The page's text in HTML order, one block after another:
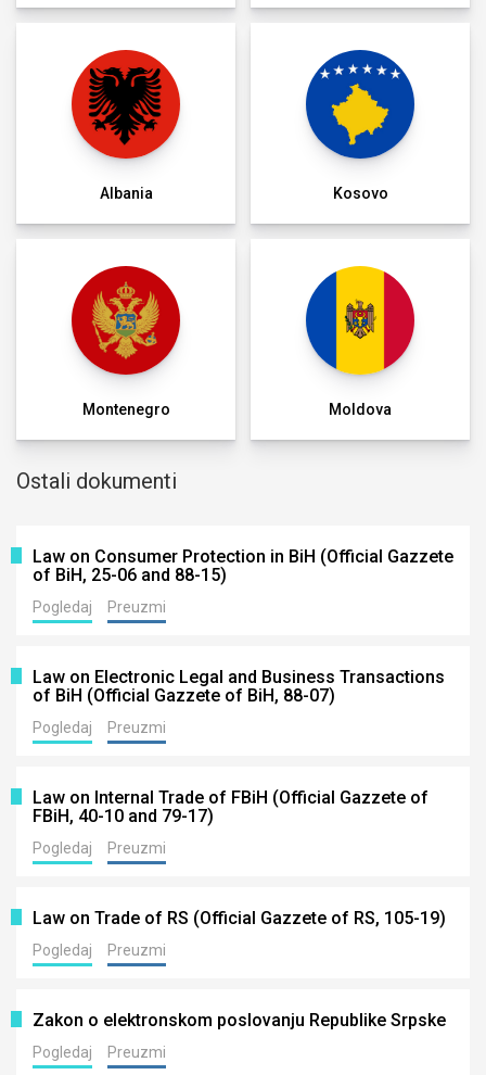
Albania Kosovo
Montenegro Moldova
Ostali dokumenti
Law on Consumer Protection in BiH (Official Gazzete
of BiH, 25-06 and 88-15)
Pogledaj Preuzmi
Law on Electronic Legal and Business Transactions
of BiH (Official Gazzete of BiH, 88-07)
Pogledaj Preuzmi
Law on Internal Trade of FBiH (Official Gazzete of
FBiH, 40-10 and 79-17)
Pogledaj Preuzmi
Law on Trade of RS (Official Gazzete of RS, 105-19)
Pogledaj Preuzmi
Zakon o elektronskom poslovanju Republike Srpske
Pogledaj Preuzmi